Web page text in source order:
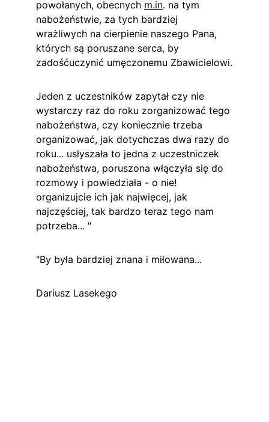
powołanych, obecnych m.in. na tym
nabożeństwie, za tych bardziej
wrażliwych na cierpienie naszego Pana,
których są poruszane serca, by
zadośćuczynić umęczonemu Zbawicielowi.
Jeden z uczestników zapytał czy nie
wystarczy raz do roku zorganizować tego
nabożeństwa, czy koniecznie trzeba
organizować, jak dotychczas dwa razy do
roku... usłyszała to jedna z uczestniczek
nabożeństwa, poruszona włączyła się do
rozmowy i powiedziała - o nie!
organizujcie ich jak najwięcej, jak
najczęściej, tak bardzo teraz tego nam
potrzeba... "
"By była bardziej znana i miłowana...
Dariusz Lasekego